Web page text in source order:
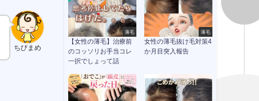
ちびまめ
薄毛
【女性の薄毛】治療前
のコッソリお手当コレ
一択でしょって話
薄毛
女性の薄毛抜け毛対策4
か月目突入報告